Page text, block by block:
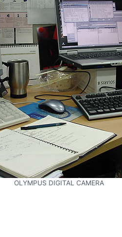
OLYMPUS DIGITAL CAMERA